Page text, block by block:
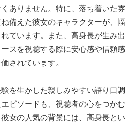
ありません。特に、落ち着いた雰
備えた彼女のキャラクターが、幅
ています。また、高身長が生み出
スを視聴する際に安心感や信頼感
されています。
を生かした親しみやすい語り口調
ピソードも、視聴者の心をつかむ
女の人気の背景には、高身長とい